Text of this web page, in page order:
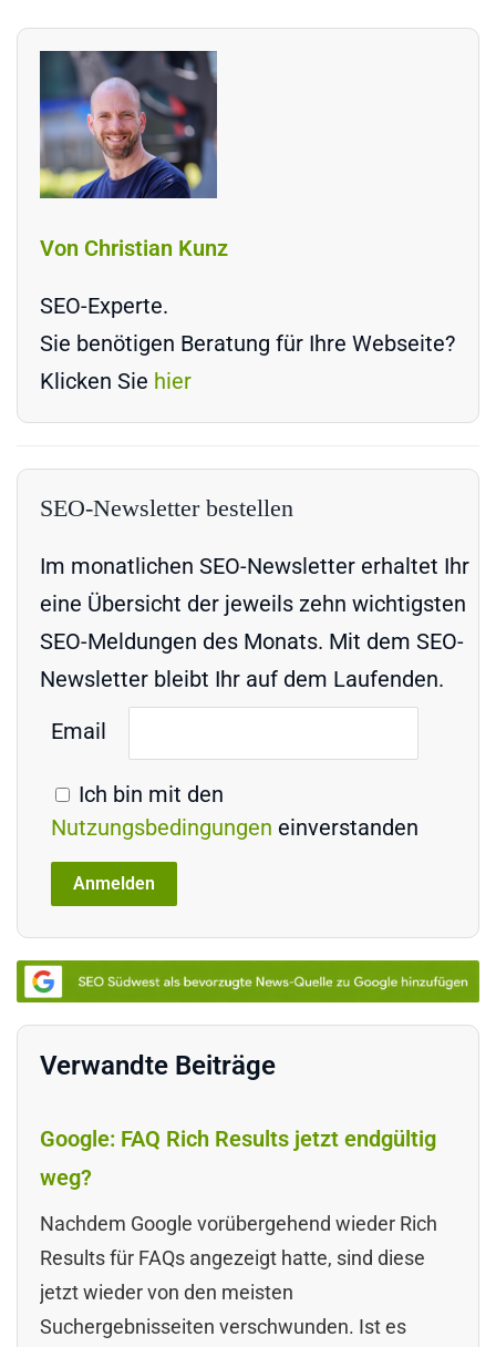
Von Christian Kunz
SEO-Experte.
Sie benötigen Beratung für Ihre Webseite?
Klicken Sie hier
SEO-Newsletter bestellen
Im monatlichen SEO-Newsletter erhaltet Ihr
eine Übersicht der jeweils zehn wichtigsten
SEO-Meldungen des Monats. Mit dem SEO-
Newsletter bleibt Ihr auf dem Laufenden.
Email
Ich bin mit den
Nutzungsbedingungen einverstanden
Verwandte Beiträge
Google: FAQ Rich Results jetzt endgültig
weg?
Nachdem Google vorübergehend wieder Rich
Results für FAQs angezeigt hatte, sind diese
jetzt wieder von den meisten
Suchergebnisseiten verschwunden. Ist es